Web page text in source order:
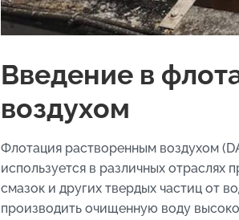
Введение в
воздухом
Флотация растворенным воздухом
используется в различных
смазок и других твердых частиц от
производить очищенную воду